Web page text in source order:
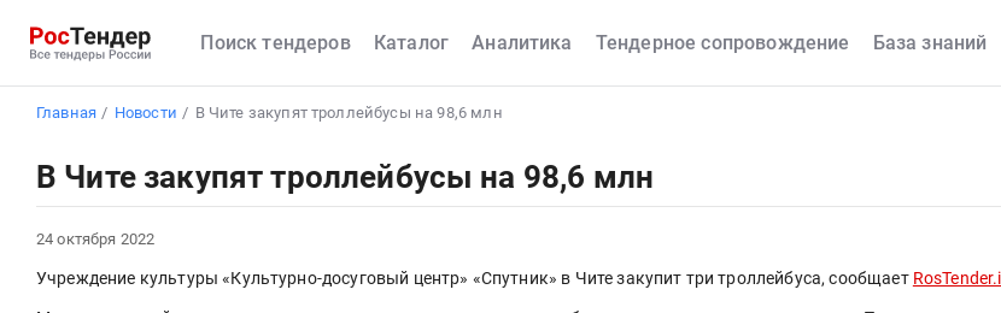
Поиск тендеров Каталог Аналитика Тендерное сопровождение База знаний
Главная Новости В Чите закупят троллейбусы на 98,6 млн
В Чите закупят троллейбусы на 98,6 млн
24 октября 2022
Учреждение культуры «Культурно-досуговый центр» «Спутник» в Чите закупит три троллейбуса, сообщает